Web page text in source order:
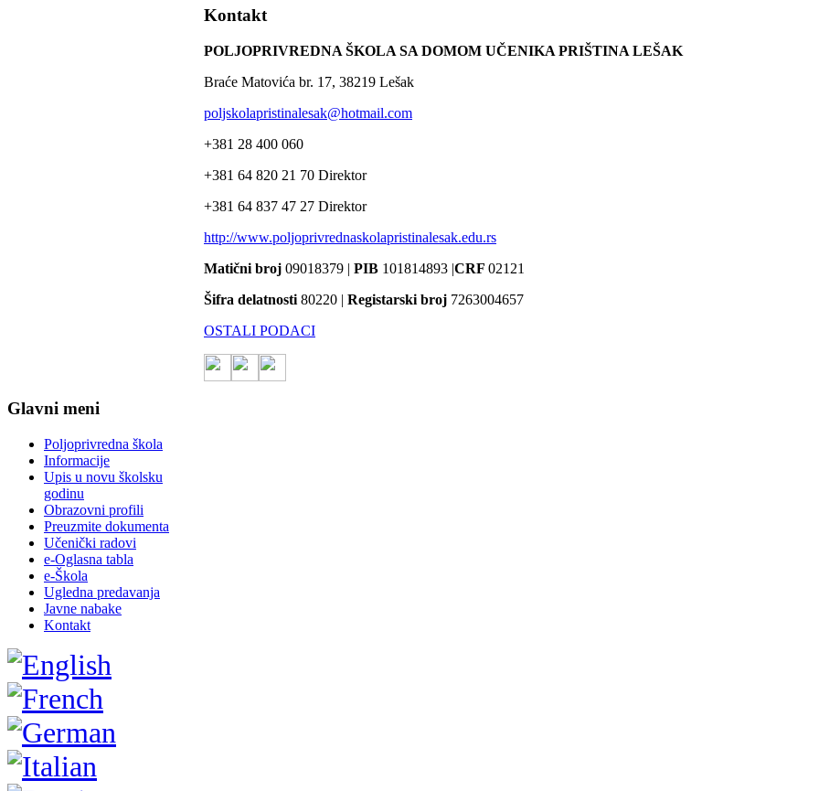
Kontakt
POLJOPRIVREDNA ŠKOLA SA DOMOM UČENIKA PRIŠTINA LEŠAK
Braće Matovića br. 17, 38219 Lešak
poljskolapristinalesak@hotmail.com
+381 28 400 060
+381 64 820 21 70 Direktor
+381 64 837 47 27 Direktor
http://www.poljoprivrednaskolapristinalesak.edu.rs
Matični broj 09018379 | PIB 101814893 |CRF 02121
Šifra delatnosti 80220 | Registarski broj 7263004657
OSTALI PODACI
Glavni meni
Poljoprivredna škola
Informacije
Upis u novu školsku
godinu
Obrazovni profili
Preuzmite dokumenta
Učenički radovi
e-Oglasna tabla
e-Škola
Ugledna predavanja
Javne nabake
Kontakt